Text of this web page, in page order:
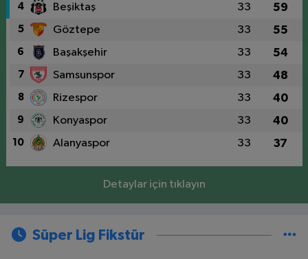
4 Beşiktaş 33 59
5 Göztepe 33 55
6 Başakşehir 33 54
7 Samsunspor 33 48
8 Rizespor 33 40
9 Konyaspor 33 40
10 Alanyaspor 33 37
Detaylar için tıklayın
Süper Lig Fikstür